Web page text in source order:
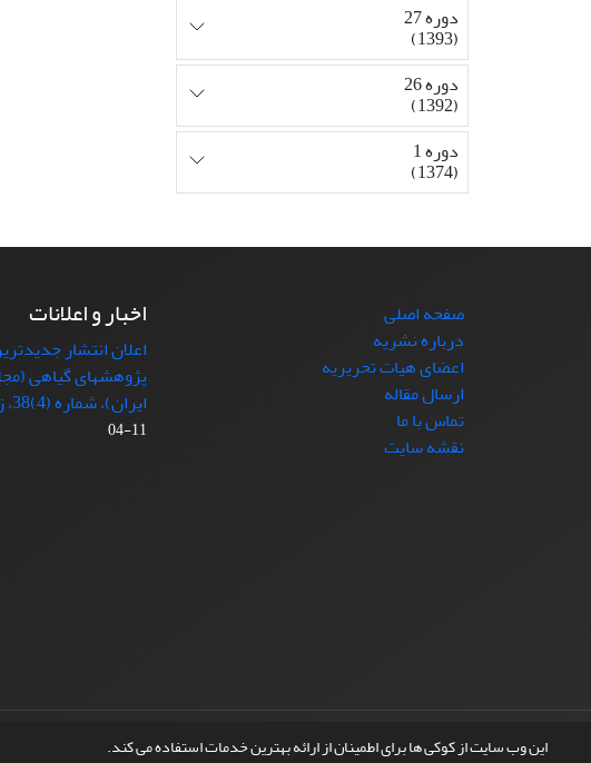
این وب سایت از کوکی ها برای اطمینان از ارائه بهترین خدمات استفاده می کند.
دوره 27
(1393)
دوره 26
(1392)
دوره 1
(1374)
صفحه اصلی
درباره نشریه
اعضای هیات تحریریه
ارسال مقاله
تماس با ما
نقشه سایت
اخبار و اعلانات
اعلان انتشار
پژوهشهای گیاهی
ایران)، شماره (4)38، زمستان1404
11-04
© سامانه مدیریت نشریات علمی.طراحی و پیاده سازی از